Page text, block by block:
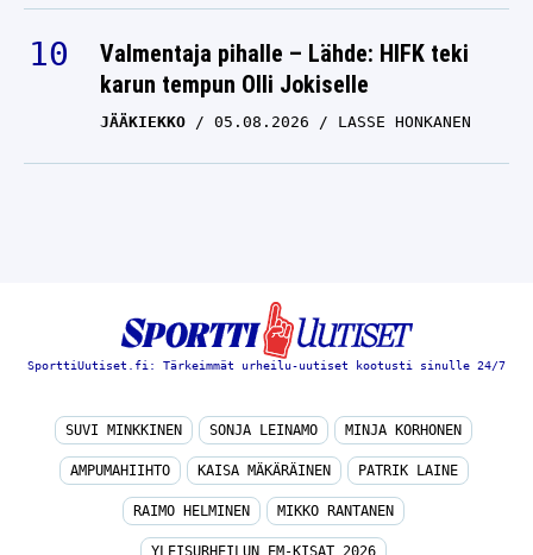
Valmentaja pihalle – Lähde: HIFK teki
karun tempun Olli Jokiselle
JÄÄKIEKKO 05.08.2026 LASSE HONKANEN
SporttiUutiset.fi: Tärkeimmät urheilu-uutiset kootusti sinulle 24/7
AMPUMAHIIHTO KAISA MÄKÄRÄINEN PATRIK LAINE
RAIMO HELMINEN MIKKO RANTANEN
YLEISURHEILUN EM-KISAT 2026